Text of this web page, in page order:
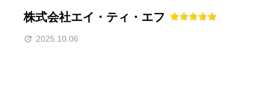
株式会社エイ・ティ・エフ
2025.10.06